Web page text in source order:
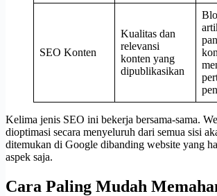
SEO Konten
Kualitas dan
relevansi
konten yang
dipublikasikan
Kelima jenis SEO ini bekerja bersama-sama.
dioptimasi secara menyeluruh dari semua sisi
ditemukan di Google dibanding website yang
aspek saja.
Cara Paling Mudah